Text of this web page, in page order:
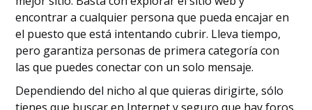
encontrar a cualquier persona que pueda encajar en
el puesto que está intentando cubrir. Lleva tiempo,
pero garantiza personas de primera categoría con
las que puedes conectar con un solo mensaje.
Dependiendo del nicho al que quieras dirigirte, sólo